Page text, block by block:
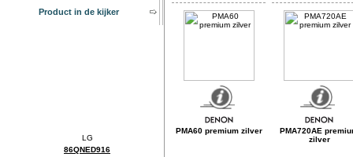
Product in de kijker
86QNED916
PMA60 premium zilver
PMA720AE
zilver